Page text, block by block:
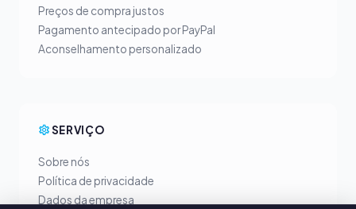
Preços de compra justos
Pagamento antecipado por PayPal
Aconselhamento personalizado
SERVIÇO
Sobre nós
Política de privacidade
Dados da empresa